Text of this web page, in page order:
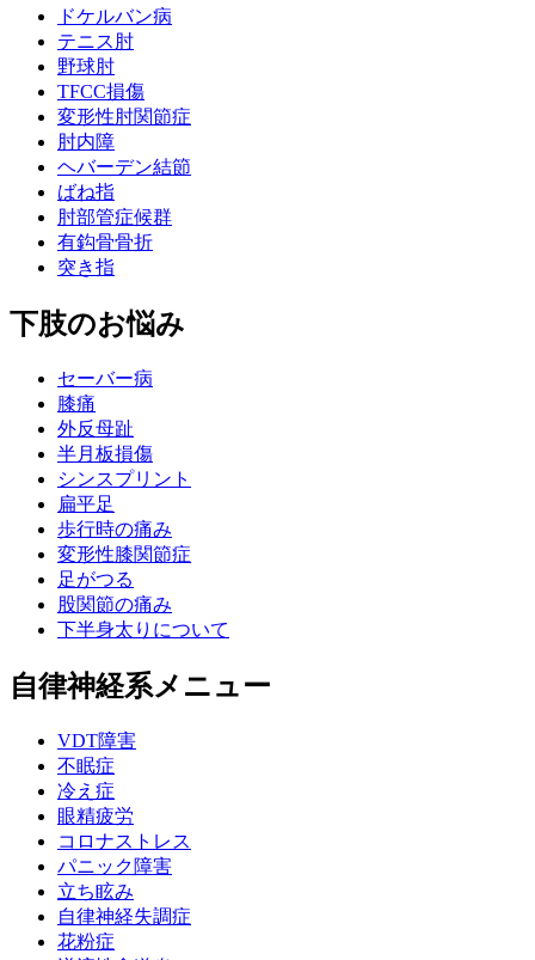
ドケルバン病
テニス肘
野球肘
TFCC損傷
変形性肘関節症
肘内障
ヘバーデン結節
ばね指
肘部管症候群
有鈎骨骨折
突き指
下肢のお悩み
セーバー病
膝痛
外反母趾
半月板損傷
シンスプリント
扁平足
歩行時の痛み
変形性膝関節症
足がつる
股関節の痛み
下半身太りについて
自律神経系メニュー
VDT障害
不眠症
冷え症
眼精疲労
コロナストレス
パニック障害
立ち眩み
自律神経失調症
花粉症